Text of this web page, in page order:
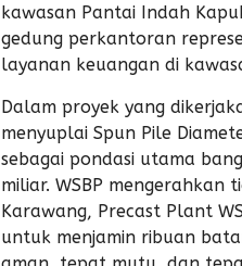
kawasan Pantai Indah
gedung perkantoran
layanan keuangan di
Dalam proyek yang
menyuplai Spun Pile
sebagai pondasi utama
miliar. WSBP mengerahkan
Karawang, Precast Plant
untuk menjamin ribuan